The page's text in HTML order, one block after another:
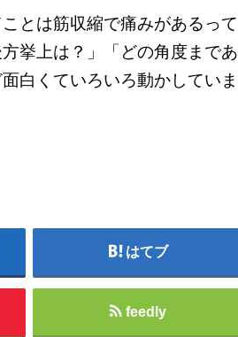
とは筋収縮で痛みがあるって
挙上は？」「どの角度まであ
白くていろいろ動かしていま
はてブ
feedly